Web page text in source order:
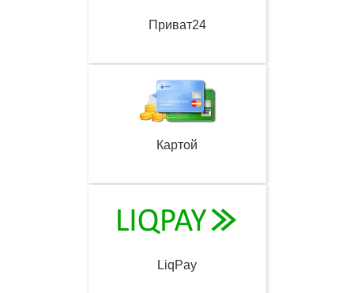
Приват24
Картой
LiqPay